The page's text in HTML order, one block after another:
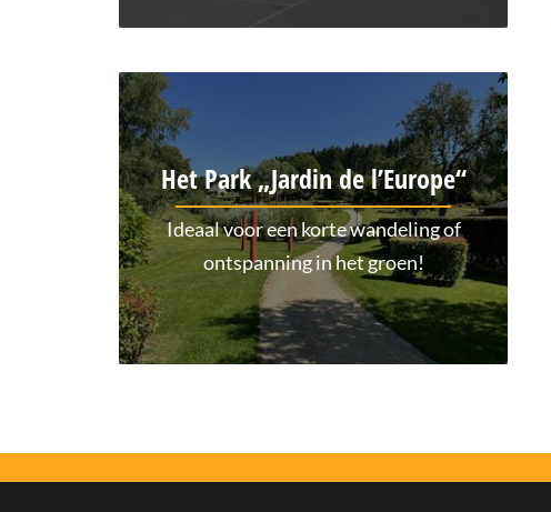
Het Park „Jardin de l’Europe“
Ideaal voor een korte wandeling of
ontspanning in het groen!